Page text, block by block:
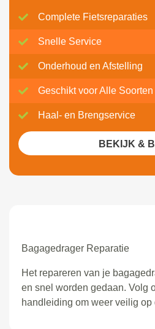
Bagagedrager Reparatie
Het repareren van je
en snel worden gedaan. Volg
handleiding om weer veilig op
Complete Fietsreparaties
Snelle Service
Onderhoud en Afstelling
Geschikt voor Alle
Haal- en Brengservice
BEKIJK &